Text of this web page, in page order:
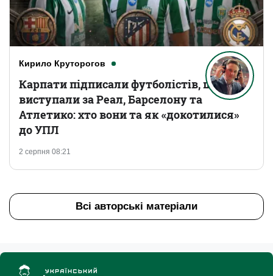
Кирило Круторогов
2 серпня 08:21
Карпати підписали футболістів, що
виступали за Реал, Барселону та
Атлетико: хто вони та як «докотилися»
до УПЛ
Всі авторські матеріали